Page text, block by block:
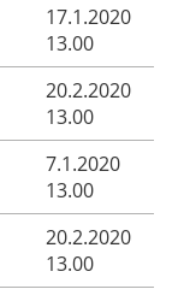
17.1.2020
13.00
20.2.2020
13.00
7.1.2020
13.00
20.2.2020
13.00